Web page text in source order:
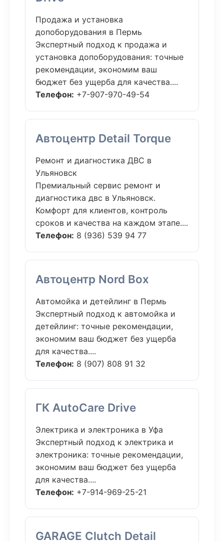
Продажа и установка
допоборудования в Пермь
Экспертный подход к продажа и
установка допоборудования: точные
рекомендации, экономим ваш
бюджет без ущерба для качества....
Телефон: +7-907-970-49-54
Автоцентр Detail Torque
Ремонт и диагностика ДВС в
Ульяновск
Премиальный сервис ремонт и
диагностика двс в Ульяновск.
Комфорт для клиентов, контроль
сроков и качества на каждом этапе....
Телефон: 8 (936) 539 94 77
Автоцентр Nord Box
Автомойка и детейлинг в Пермь
Экспертный подход к автомойка и
детейлинг: точные рекомендации,
экономим ваш бюджет без ущерба
для качества....
Телефон: 8 (907) 808 91 32
ГК AutoCare Drive
Электрика и электроника в Уфа
Экспертный подход к электрика и
электроника: точные рекомендации,
экономим ваш бюджет без ущерба
для качества....
Телефон: +7-914-969-25-21
GARAGE Clutch Detail